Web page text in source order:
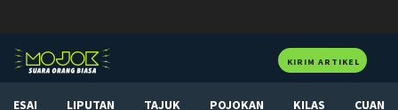
KIRIM ARTIKEL
ESAI LIPUTAN TAJUK POJOKAN KILAS CUAN